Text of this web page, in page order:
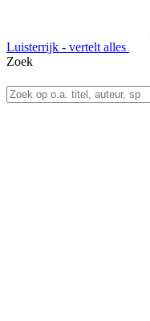
Luisterrijk - vertelt alles
Zoek